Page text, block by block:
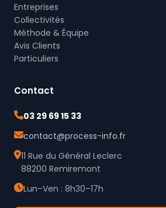
Entreprises
Collectivités
Méthode & Équipe
Avis Clients
Particuliers
Contact
03 29 69 15 33
contact@process-info.fr
11 Rue du Général Leclerc
88200 Remiremont
Lun–Ven : 8h30–17h